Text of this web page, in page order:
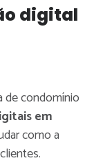
digital
de condomínio
em
como a